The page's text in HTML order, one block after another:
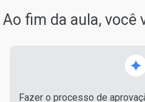
Ao fim da aula, você
Fazer o processo de